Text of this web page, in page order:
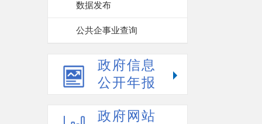
数据发布
公共企事业查询
政府信息
公开年报
政府网站